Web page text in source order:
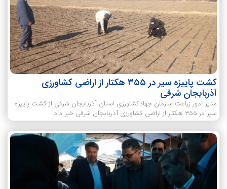
کشت پاییزه سیر در ۳۵۵ هکتار از اراضی کشاورزی
آذربایجان شرقی
مدیر امور زراعت سازمان جهادکشاورزی استان آذربایجان شرقی از کشت پاییزه
سیر در ۳۵۵ هکتار از اراضی کشاورزی آذربایجان شرقی خبر داد.